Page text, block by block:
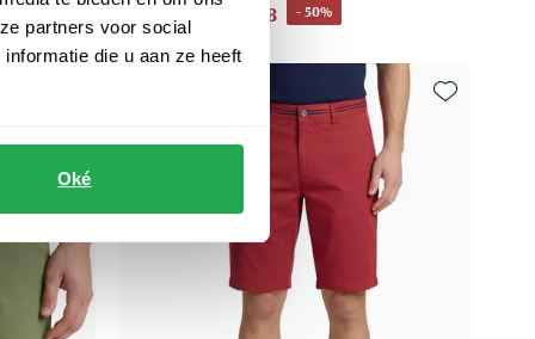
partners voor social
die u aan ze heeft
Oké
€ 109,95 € 54,98 - 50%